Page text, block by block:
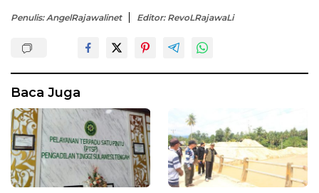
Penulis: AngelRajawalinet Editor: RevoLRajawaLi
Baca Juga